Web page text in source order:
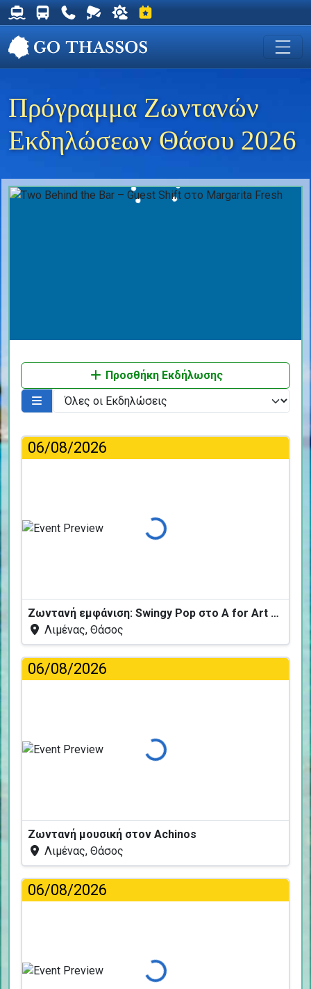
Δρομολόγια Φέρυ για Θάσο
Δρομολόγια Λεωφορείων Θάσου
Χρήσιμα Τηλέφωνα
Ζωντανή Κάμερα στη Χρυσή Ακτή
Ο καιρός στη Θάσο
Εκδηλώσεις στη Θάσο
Πρόγραμμα Ζωντανών
Εκδηλώσεων Θάσου 2026
Προσθήκη Εκδήλωσης
06/08/2026
Φόρτωση...
Ζωντανή εμφάνιση: Swingy Pop στο A for Art Design Hotel
Λιμένας, Θάσος
06/08/2026
Φόρτωση...
Ζωντανή μουσική στον Achinos
Λιμένας, Θάσος
06/08/2026
Φόρτωση...